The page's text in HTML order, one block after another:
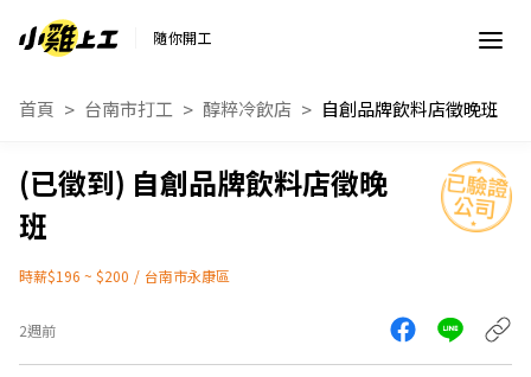
隨你開工
首頁 台南市打工 醇粹冷飲店 自創品牌飲料店徵晚班
自創品牌飲料店徵晚
班
時薪$196 ~ $200 / 台南市永康區
2週前